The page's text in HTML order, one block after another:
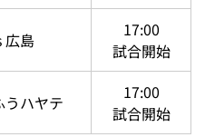
広島
17:00
試合開始
うハヤテ
17:00
試合開始